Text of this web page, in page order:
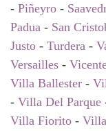
- Piñeyro -
Padua - San
Justo - Turdera -
Versailles -
Villa Ballester -
- Villa Del Parque
Villa Fiorito -